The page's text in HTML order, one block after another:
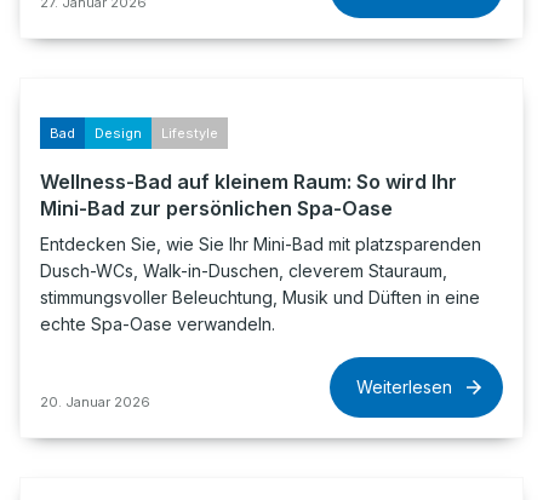
Bad Design Lifestyle
Wellness-Bad auf kleinem Raum: So wird Ihr
Mini-Bad zur persönlichen Spa-Oase
Entdecken Sie, wie Sie Ihr Mini-Bad mit platzsparenden
Dusch-WCs, Walk-in-Duschen, cleverem Stauraum,
stimmungsvoller Beleuchtung, Musik und Düften in eine
echte Spa-Oase verwandeln.
20. Januar 2026
Weiterlesen